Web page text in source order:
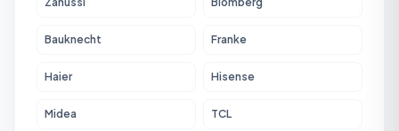
Bauknecht Franke
Haier Hisense
Midea TCL